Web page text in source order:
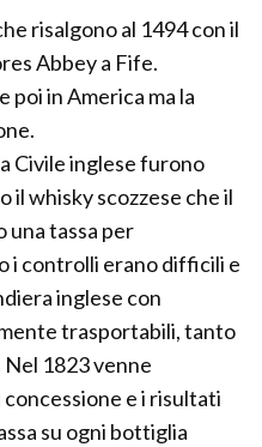
risalgono al 1494 con il
Abbey a Fife.
poi in America ma la
Civile inglese furono
il whisky scozzese che il
una tassa per
i controlli erano difficili e
inglese con
trasportabili, tanto
1823 venne
e i risultati
su ogni bottiglia